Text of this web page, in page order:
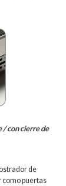
/ con cierre de
de
como puertas